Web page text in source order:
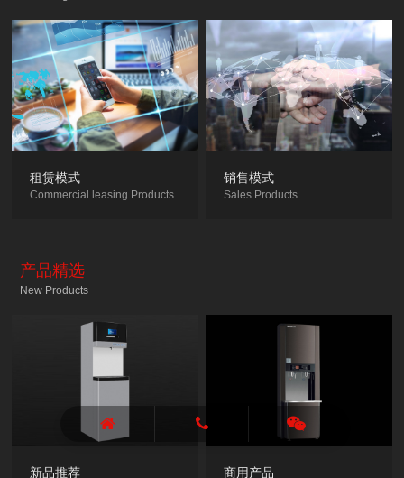
租赁模式
Commercial leasing Products
销售模式
Sales Products
产品精选
New Products
新品推荐 商用产品